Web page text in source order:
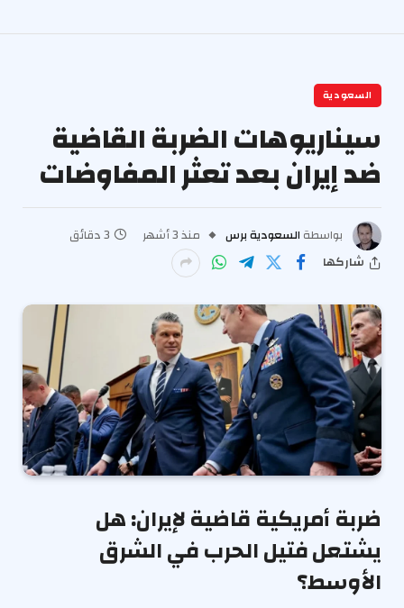
السعودية
سيناريوهات الضربة القاضية
ضد إيران بعد تعثر المفاوضات
بواسطة السعودية برس منذ 3 أشهر
3 دقائق
شاركها
ضربة أمريكية قاضية لإيران: هل
يشتعل فتيل الحرب في الشرق
الأوسط؟